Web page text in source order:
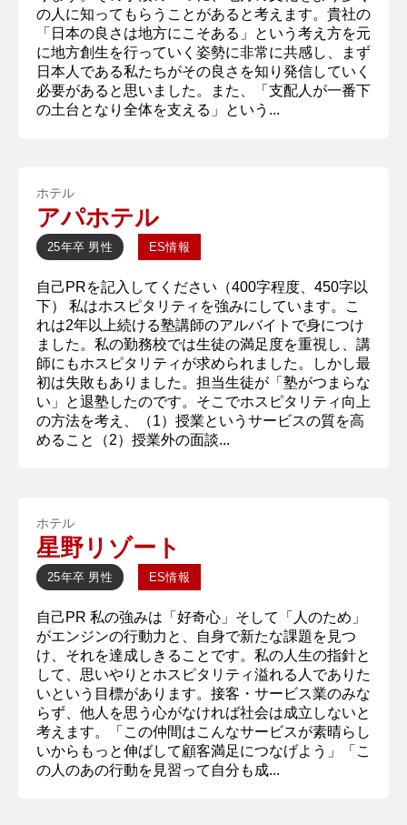
の人に知ってもらうことがあると考えます。貴社の
「日本の良さは地方にこそある」という考え方を元
に地方創生を行っていく姿勢に非常に共感し、まず
日本人である私たちがその良さを知り発信していく
必要があると思いました。また、「支配人が一番下
の土台となり全体を支える」という...
ホテル
アパホテル
25年卒 男性 ES情報
自己PRを記入してください（400字程度、450字以
下） 私はホスピタリティを強みにしています。こ
れは2年以上続ける塾講師のアルバイトで身につけ
ました。私の勤務校では生徒の満足度を重視し、講
師にもホスピタリティが求められました。しかし最
初は失敗もありました。担当生徒が「塾がつまらな
い」と退塾したのです。そこでホスピタリティ向上
の方法を考え、（1）授業というサービスの質を高
めること（2）授業外の面談...
ホテル
星野リゾート
25年卒 男性 ES情報
自己PR 私の強みは「好奇心」そして「人のため」
がエンジンの行動力と、自身で新たな課題を見つ
け、それを達成しきることです。私の人生の指針と
して、思いやりとホスピタリティ溢れる人でありた
いという目標があります。接客・サービス業のみな
らず、他人を思う心がなければ社会は成立しないと
考えます。「この仲間はこんなサービスが素晴らし
いからもっと伸ばして顧客満足につなげよう」「こ
の人のあの行動を見習って自分も成...